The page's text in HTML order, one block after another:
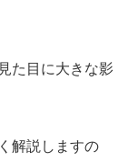
た目に大きな影
解説しますの